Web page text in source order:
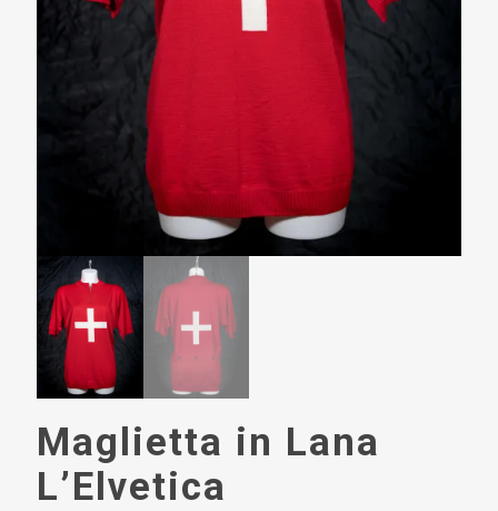
Maglietta in Lana
L’Elvetica